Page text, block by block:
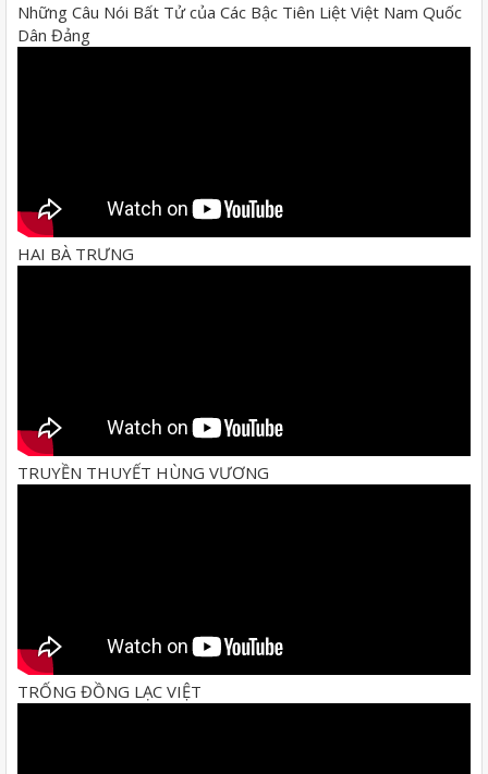
Những Câu Nói Bất Tử của Các Bậc Tiên Liệt Việt Nam Quốc
Dân Đảng
HAI BÀ TRƯNG
TRUYỀN THUYẾT HÙNG VƯƠNG
TRỐNG ĐỒNG LẠC VIỆT